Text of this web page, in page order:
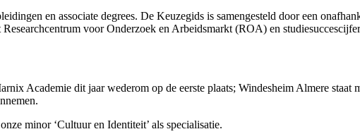
en associate degrees. De Keuzegids is samengesteld door een
voor Onderzoek en Arbeidsmarkt (ROA) en
Academie dit jaar wederom op de eerste plaats; Windesheim Almere staat
minor ‘Cultuur en Identiteit’ als specialisatie.